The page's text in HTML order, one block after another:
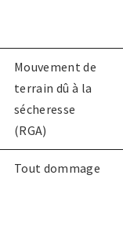
Mouvement de
terrain dû à la
sécheresse
(RGA)
Tout dommage